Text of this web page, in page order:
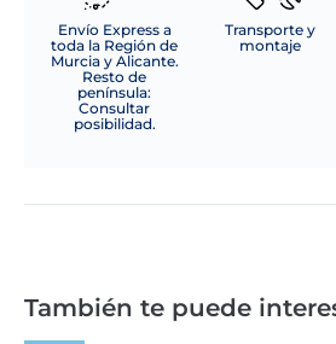
Envío Express a
toda la Región de
Murcia y Alicante.
Resto de
península:
Consultar
posibilidad.
Transporte y
montaje
También te puede